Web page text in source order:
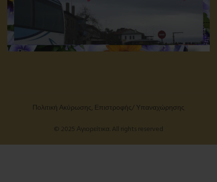
Πολιτική Ακύρωσης, Επιστροφής/ Υπαναχώρησης
© 2025 Αγιορείτικα. All rights reserved